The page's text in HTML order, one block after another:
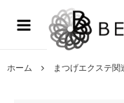
まつげエクステ商材の通
げ商材・美容商材の通販｜
ホーム まつげエクステ関